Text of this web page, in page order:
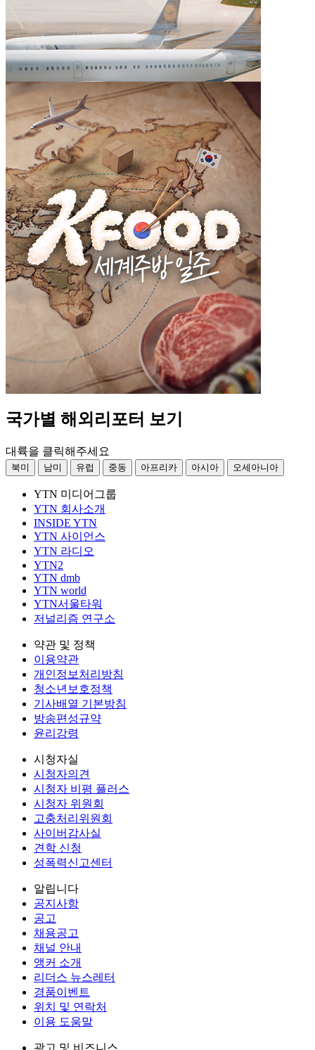
국가별 해외리포터 보기
대륙을 클릭해주세요
북미 남미 유럽 중동 아프리카 아시아 오세아니아
YTN 미디어그룹
YTN 회사소개
INSIDE YTN
YTN 사이언스
YTN 라디오
YTN2
YTN dmb
YTN world
YTN서울타워
저널리즘 연구소
약관 및 정책
이용약관
개인정보처리방침
청소년보호정책
기사배열 기본방침
방송편성규약
윤리강령
시청자실
시청자의견
시청자 비평 플러스
시청자 위원회
고충처리위원회
사이버감사실
견학 신청
성폭력신고센터
알립니다
공지사항
공고
채용공고
채널 안내
앵커 소개
리더스 뉴스레터
경품이벤트
위치 및 연락처
이용 도움말
광고 및 비즈니스